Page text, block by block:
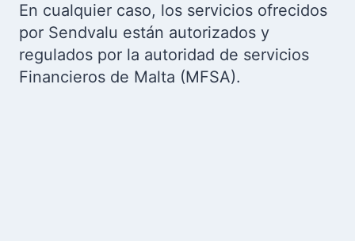
En cualquier caso, los servicios ofrecidos
por Sendvalu están autorizados y
regulados por la autoridad de servicios
Financieros de Malta (MFSA).